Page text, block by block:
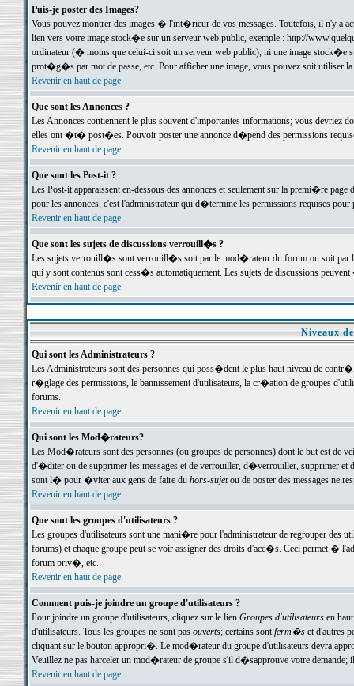
Puis-je poster des Images?
Vous pouvez montrer des images � l'int�rieur de vos messages. Toutefois, il n'y a
lien vers votre image stock�e sur un serveur web public, exemple : http://
ordinateur (� moins que celui-ci soit un serveur web public), ni une image stock�e
prot�g�s par mot de passe, etc. Pour afficher une image, vous pouvez soit
Revenir en haut de page
Que sont les Annonces ?
Les Annonces contiennent le plus souvent d'importantes informations; vous devriez
elles ont �t� post�es. Pouvoir poster une annonce d�pend des permissions
Revenir en haut de page
Que sont les Post-it ?
Les Post-it apparaissent en-dessous des annonces et seulement sur la premi�re
pour les annonces, c'est l'administrateur qui d�termine les permissions requises pour
Revenir en haut de page
Que sont les sujets de discussions verrouill�s ?
Les sujets verrouill�s sont verrouill�s soit par le mod�rateur du forum ou soit par
qui y sont contenus sont cess�s automatiquement. Les sujets de discussions
Revenir en haut de page
Niveaux
Qui sont les Administrateurs ?
Les Administrateurs sont des personnes qui poss�dent le plus haut niveau de
r�glage des permissions, le bannissement d'utilisateurs, la cr�ation de groupes
forums.
Revenir en haut de page
Qui sont les Mod�rateurs?
Les Mod�rateurs sont des personnes (ou groupes de personnes) dont le but est de
d'�diter ou de supprimer les messages et de verrouiller, d�verrouiller, supprimer
sont l� pour �viter aux gens de faire du hors-sujetou de poster des messages ne
Revenir en haut de page
Que sont les groupes d'utilisateurs ?
Les groupes d'utilisateurs sont une mani�re pour l'administrateur de regrouper des
forums) et chaque groupe peut se voir assigner des droits d'acc�s. Ceci permet
forum priv�, etc.
Revenir en haut de page
Comment puis-je joindre un groupe d'utilisateurs ?
Pour joindre un groupe d'utilisateurs, cliquez sur le lien Groupes d'utilisateursen haut
d'utilisateurs. Tous les groupes ne sont pas ouverts; certains sontferm�set d'autres
cliquant sur le bouton appropri�. Le mod�rateur du groupe d'utilisateurs devra
Veuillez ne pas harceler un mod�rateur de groupe s'il d�sapprouve votre demande;
Revenir en haut de page